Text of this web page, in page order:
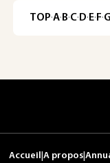
TOP·A·B·C· D· E· F·G
Accueil A propos